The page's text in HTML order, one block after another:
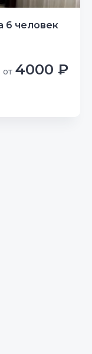
6 человек
от 4000 ₽